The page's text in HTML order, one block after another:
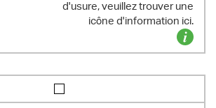
d'usure, veuillez trouver une
icône d'information ici.